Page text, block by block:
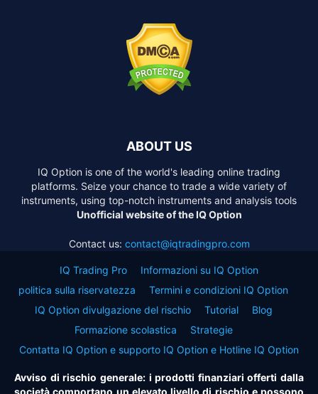
ABOUT US
IQ Option is one of the world's leading online trading
platforms. Seize your chance to trade a wide variety of
instruments, using top-notch instruments and analysis tools
Unofficial website of the IQ Option
Contact us: contact@iqtradingpro.com
IQ Trading Pro
Informazioni su IQ Option
politica sulla riservatezza
Termini e condizioni IQ Option
IQ Option divulgazione del rischio
Tutorial
Blog
Formazione scolastica
Strategie
Contatta IQ Option e supporto IQ Option e Hotline IQ Option
Avviso di rischio generale: i prodotti finanziari offerti dalla